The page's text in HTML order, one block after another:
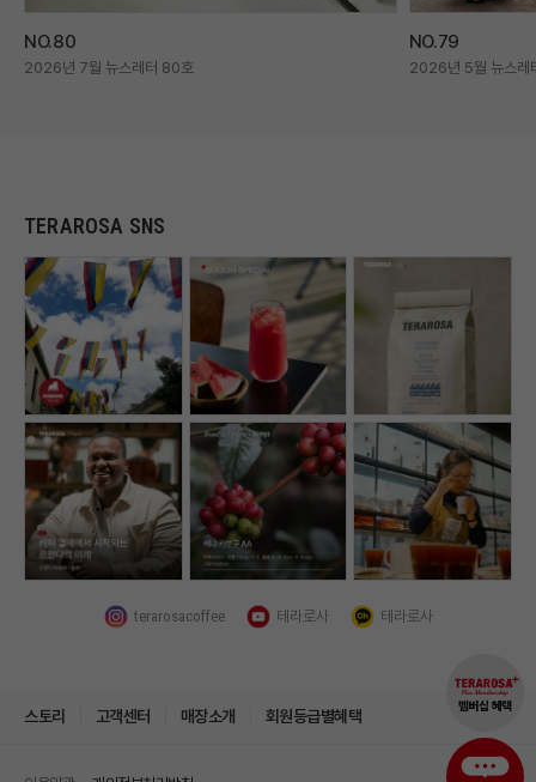
NO.80
2026년 7월 뉴스레터 80호
NO.79
2026년 5월 뉴스레
TERAROSA SNS
terarosacoffee 테라로사 테라로사
스토리 고객센터 매장소개 회원등급별혜택